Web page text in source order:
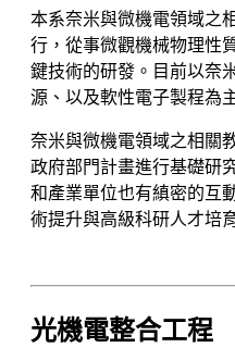
本系奈米與微機電領域之
行，從事微觀機械物理性
鍵技術的研發。目前以奈
源、以及軟性電子製程為
奈米與微機電領域之相關
政府部門計畫進行基礎研
和產業單位也有縝密的互
術提升與高級科研人才培
光機電整合工程